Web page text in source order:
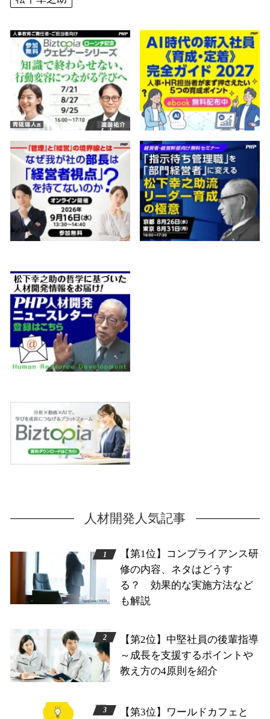
人材開発人気記事
【第1位】コンプライアンス研
修の内容、ネタはどうす
る？ 効果的な実施方法など
も解説
【第2位】中堅社員の後輩指導
～成長を支援するポイントや
教え方の4原則を紹介
【第3位】ワールドカフェと